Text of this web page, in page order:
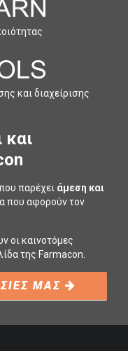
και διαχείρισης
και
παρέχει άμεση και
που αφορούν τον
οι καινοτόμες
της Farmacon.
ΜΑΣ